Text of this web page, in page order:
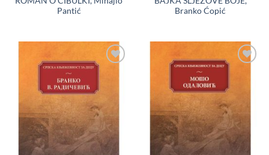
Pantić
Branko Ćopić